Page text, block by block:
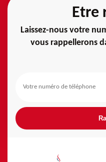
Etre
Laissez-nous votre
vous rappellerons